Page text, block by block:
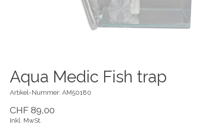
Aqua Medic Fish trap
Artikel-Nummer: AM50180
CHF 89,00
Inkl. MwSt.